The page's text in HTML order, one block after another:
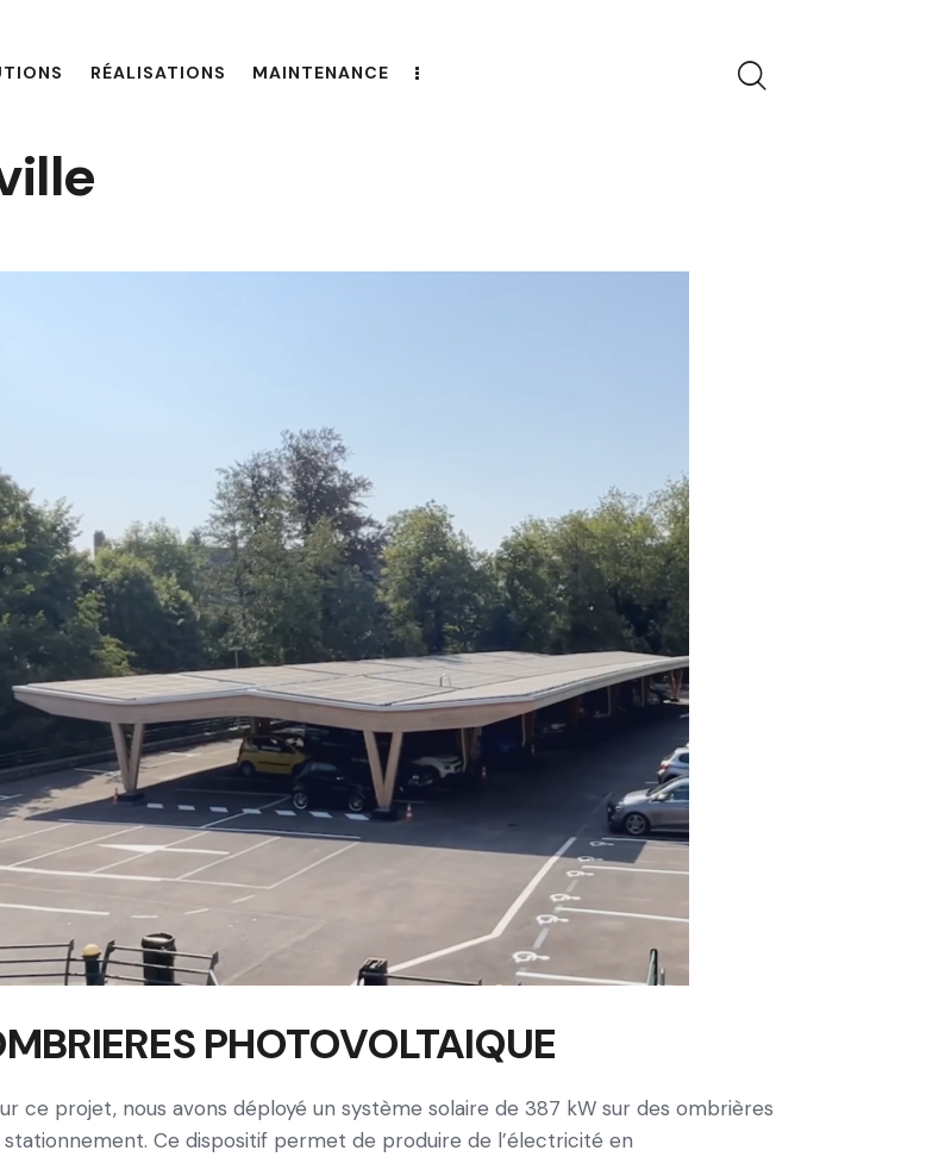
RÉALISATIONS MAINTENANCE
PHOTOVOLTAIQUE
ce projet, nous avons déployé un système solaire de 387 kW sur des ombrières
stationnement. Ce dispositif permet de produire de l’électricité en